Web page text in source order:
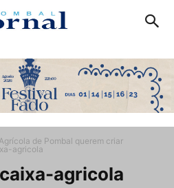
de Pombal querem criar
agricola
agricola